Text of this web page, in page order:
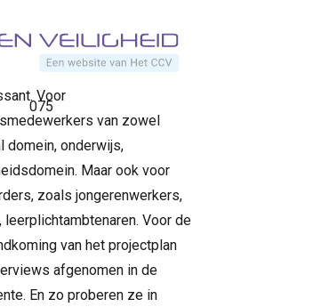
Terug naar de startpagina
on
Track
075
voor een duurzame aanpak
criminaliteit is
hele brede doelgroep
Voor
van zowel
domein, onderwijs,
Maar ook voor
zoals jongerenwerkers,
leerplichtambtenaren. Voor de
van het projectplan
afgenomen in de
En zo proberen ze in